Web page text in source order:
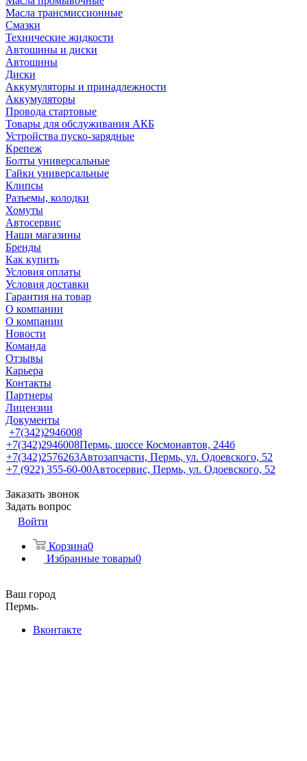
Масла трансмиссионные
Смазки
Технические жидкости
Автошины и диски
Автошины
Диски
Аккумуляторы и принадлежности
Аккумуляторы
Провода стартовые
Товары для обслуживания АКБ
Устройства пуско-зарядные
Крепеж
Болты универсальные
Гайки универсальные
Клипсы
Разъемы, колодки
Хомуты
Автосервис
Наши магазины
Бренды
Как купить
Условия оплаты
Условия доставки
Гарантия на товар
О компании
О компании
Новости
Команда
Отзывы
Карьера
Контакты
Партнеры
Лицензии
Документы
+7(342)2946008
+7(342)2946008Пермь, шоссе Космонавтов, 244б
+7(342)2576263Автозапчасти, Пермь, ул. Одоевского, 52
+7 (922) 355-60-00Автосервис, Пермь, ул. Одоевского, 52
Заказать звонок
Задать вопрос
Войти
Корзина0
Избранные товары0
Ваш город
Пермь
Вконтакте